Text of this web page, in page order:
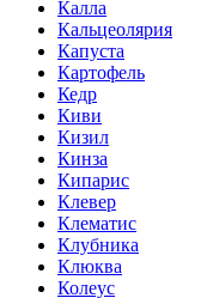
Калла
Кальцеолярия
Капуста
Картофель
Кедр
Киви
Кизил
Кинза
Кипарис
Клевер
Клематис
Клубника
Клюква
Колеус